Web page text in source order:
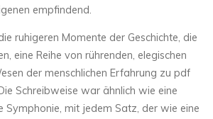
empfindend.
ruhigeren Momente der Geschichte, die
eine Reihe von rührenden, elegischen
der menschlichen Erfahrung zu pdf
Schreibweise war ähnlich wie eine
Symphonie, mit jedem Satz, der wie eine